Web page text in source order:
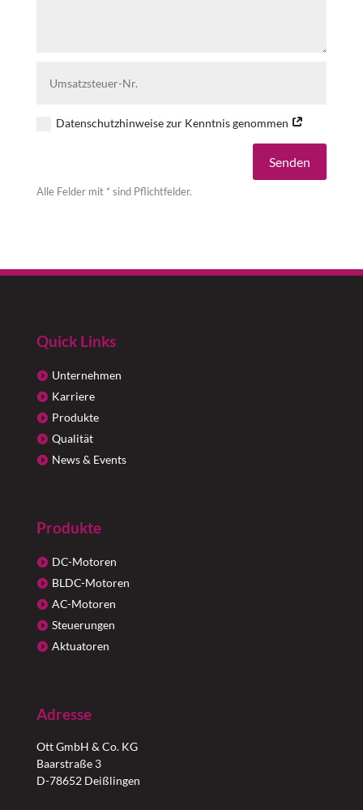
Datenschutzhinweise zur Kenntnis genommen
Senden
Alle Felder mit * sind Pflichtfelder.
Quick Links
Unternehmen
Karriere
Produkte
Qualität
News & Events
Produkte
DC-Motoren
BLDC-Motoren
AC-Motoren
Steuerungen
Aktuatoren
Adresse
Ott GmbH & Co. KG
Baarstraße 3
D-78652 Deißlingen